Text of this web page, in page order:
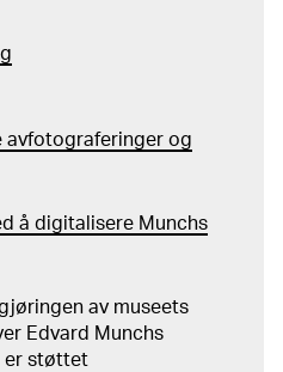
avfotograferinger og
å digitalisere Munchs
av museets
Edvard Munchs
er støttet